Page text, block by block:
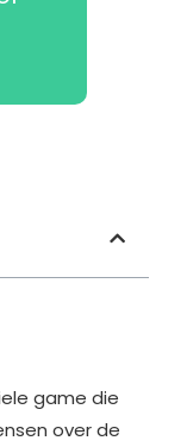
game die
over de